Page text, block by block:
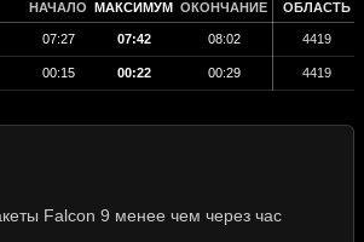
НАЧАЛО МАКСИМУМ ОКОНЧАНИЕ ОБЛАСТЬ
07:27 07:42 08:02 4419
00:15 00:22 00:29 4419
Falcon 9 менее чем через час